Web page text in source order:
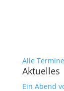
Alle
Aktuelles
Ein Abend